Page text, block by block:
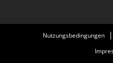
Nutzungsbedingungen